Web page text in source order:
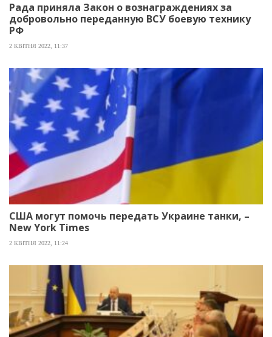
Рада приняла Закон о вознаграждениях за
добровольно переданную ВСУ боевую технику
РФ
2 КВІТНЯ 2022, 11:37
США могут помочь передать Украине танки, –
New York Times
2 КВІТНЯ 2022, 11:24